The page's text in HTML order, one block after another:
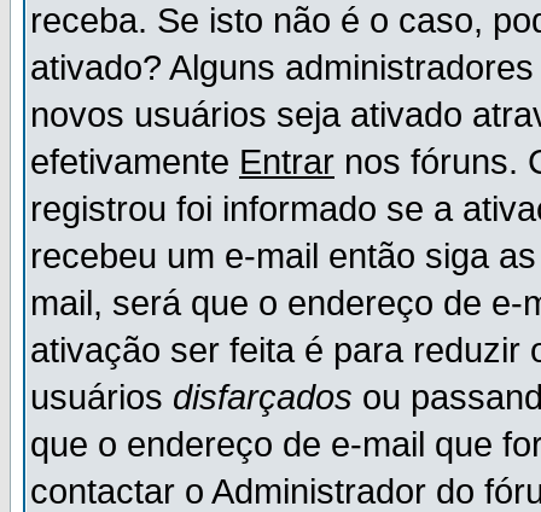
receba. Se isto não é o caso,
ativado? Alguns
novos usuários seja ativado
efetivamente Entrar nos fóruns.
registrou foi informado se a
recebeu um e-mail então siga
mail, será que o endereço de
ativação ser feita é para reduzir
usuários disfarçados ou
que o endereço de e-mail que
contactar o Administrador do